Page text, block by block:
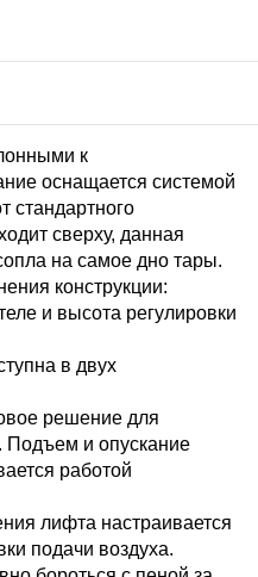
к
оснащается системой
стандартного
сверху, данная
на самое дно тары.
конструкции:
и высота регулировки
в двух
решение для
Подъем и опускание
работой
лифта настраивается
подачи воздуха.